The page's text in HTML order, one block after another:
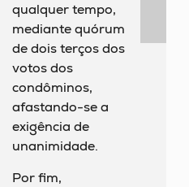
qualquer tempo,
mediante quórum
de dois terços dos
votos dos
condôminos,
afastando-se a
exigência de
unanimidade.
Por fim,